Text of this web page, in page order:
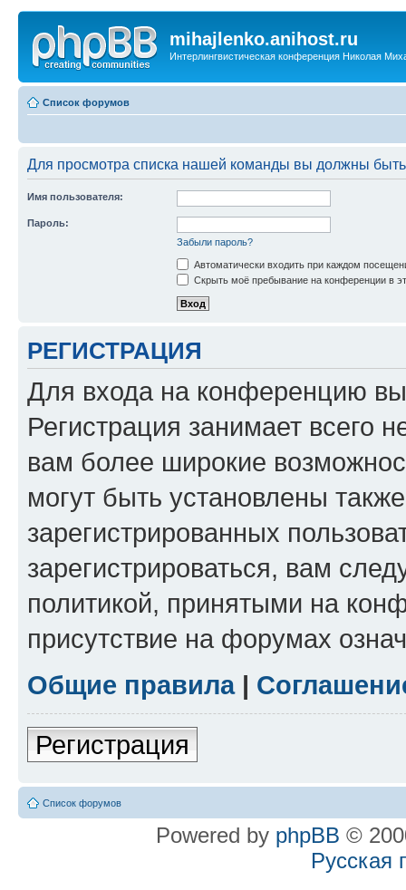
mihajlenko.anihost.ru
Интерлингвистическая конференция Николая
Список форумов
Для просмотра списка нашей команды вы должны
Имя пользователя:
Пароль:
Забыли пароль?
Автоматически входить при каждом
Скрыть моё пребывание на конференции в
РЕГИСТРАЦИЯ
Для входа на конференцию
Регистрация занимает всего
вам более широкие
могут быть установлены
зарегистрированных
зарегистрироваться, вам
политикой, принятыми на
присутствие на форумах
Общие правила|
Регистрация
Список форумов
Powered by phpBB ©
Русская